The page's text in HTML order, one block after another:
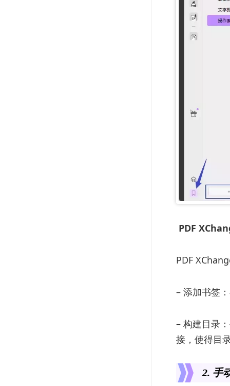
PDF
PDF
– 添加书签
– 构建目录
接，使得目
2. 手